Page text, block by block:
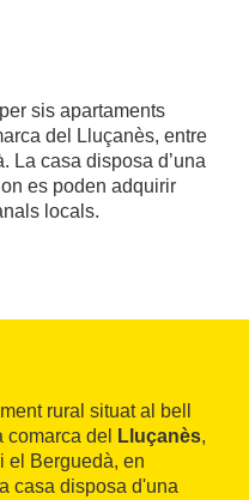
sis apartaments
del Lluçanès, entre
La casa disposa d’una
es poden adquirir
locals.
rural situat al bell
comarca del
Lluçanès,
el Berguedà, en
casa disposa d'una